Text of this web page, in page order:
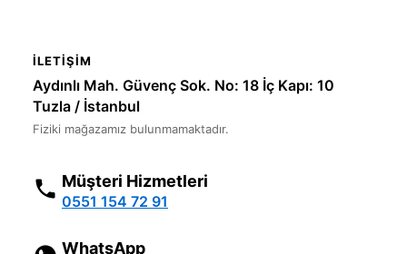
İLETIŞIM
Aydınlı Mah. Güvenç Sok. No: 18 İç Kapı: 10
Tuzla / İstanbul
Fiziki mağazamız bulunmamaktadır.
Müşteri Hizmetleri
0551 154 72 91
WhatsApp